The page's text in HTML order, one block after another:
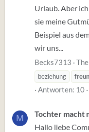
Urlaub. Aber
sie meine
Beispiel aus
wir uns...
Becks7313
beziehung
Antworten: 10
M
Tochter macht
Hallo liebe